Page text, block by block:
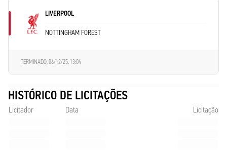
LIVERPOOL
NOTTINGHAM FOREST
TERMINADO,06/12/25, 13:04
HISTÓRICO DE LICITAÇÕES
Licitador Data Licitação